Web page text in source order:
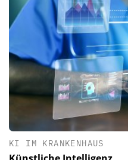
KI IM KRANKENHAUS